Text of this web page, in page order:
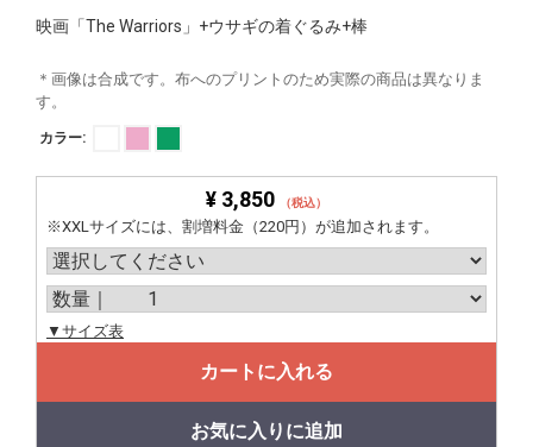
映画「The Warriors」+ウサギの着ぐるみ+棒
＊画像は合成です。布へのプリントのため実際の商品は異なりま
す。
カラー:
¥ 3,850 （税込）
※XXLサイズには、割増料金（220円）が追加されます。
▼サイズ表
カートに入れる
お気に入りに追加